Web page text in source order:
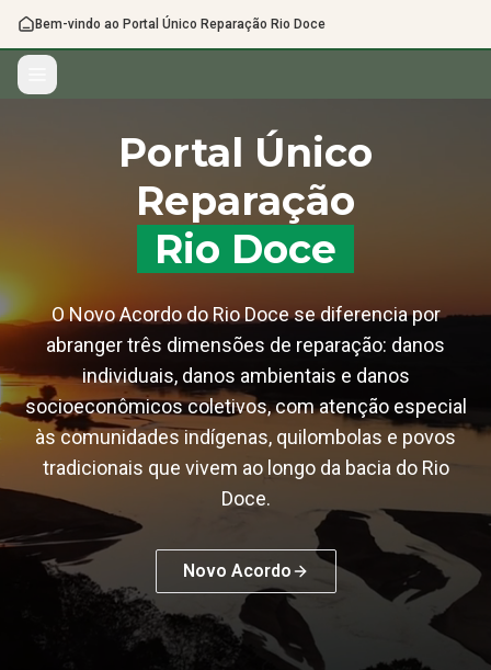
Bem-vindo ao Portal Único Reparação Rio Doce
Portal Único
Reparação
Rio Doce
O Novo Acordo do Rio Doce se diferencia por
abranger três dimensões de reparação: danos
individuais, danos ambientais e danos
socioeconômicos coletivos, com atenção especial
às comunidades indígenas, quilombolas e povos
tradicionais que vivem ao longo da bacia do Rio
Doce.
Novo Acordo